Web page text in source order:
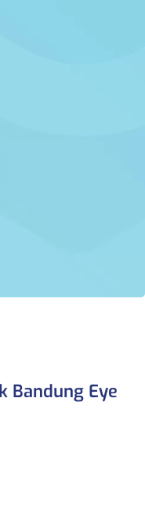
Bandung Eye